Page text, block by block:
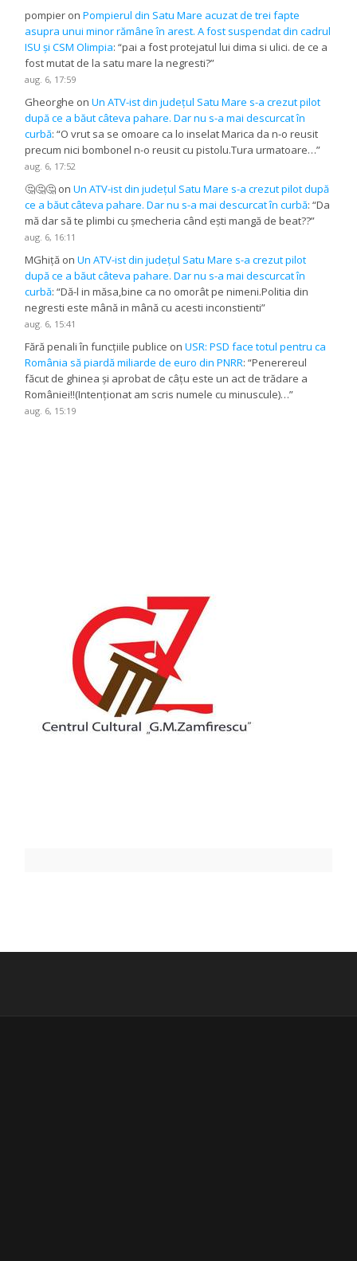
pompier onPompierul din Satu Mare acuzat de trei fapte
asupra unui minor rămâne în arest. A fost suspendat din cadrul
ISU și CSM Olimpia: “pai a fost protejatul lui dima si ulici. de ce a
fost mutat de la satu mare la negresti?”
aug. 6, 17:59
Gheorghe onUn ATV-ist din județul Satu Mare s-a crezut pilot
după ce a băut câteva pahare. Dar nu s-a mai descurcat în
curbă: “O vrut sa se omoare ca lo inselat Marica da n-o reusit
precum nici bombonel n-o reusit cu pistolu.Tura urmatoare…”
aug. 6, 17:52
🤔🤔🤔 onUn ATV-ist din județul Satu Mare s-a crezut pilot după
ce a băut câteva pahare. Dar nu s-a mai descurcat în curbă: “Da
mă dar să te plimbi cu șmecheria când ești mangă de beat??”
aug. 6, 16:11
MGhiță onUn ATV-ist din județul Satu Mare s-a crezut pilot
după ce a băut câteva pahare. Dar nu s-a mai descurcat în
curbă: “Dă-l in măsa,bine ca no omorât pe nimeni.Politia din
negresti este mână in mână cu acesti inconstienti”
aug. 6, 15:41
Fără penali în funcțiile publice onUSR: PSD face totul pentru ca
România să piardă miliarde de euro din PNRR: “Penerereul
făcut de ghinea și aprobat de câțu este un act de trădare a
României!!(Intenționat am scris numele cu minuscule)…”
aug. 6, 15:19